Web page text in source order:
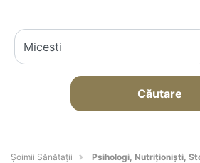
Căutare
Şoimii Sănătații Psihologi, Nutriționiști,